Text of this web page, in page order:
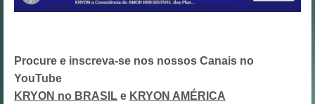
Procure e inscreva-se nos nossos Canais no
YouTube
KRYON no BRASIL e KRYON AMÉRICA